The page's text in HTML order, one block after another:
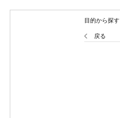
目的から探す
戻る